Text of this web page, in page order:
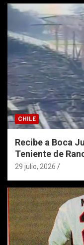
CHILE
Recibe a Boca
Teniente de
29 julio, 2026